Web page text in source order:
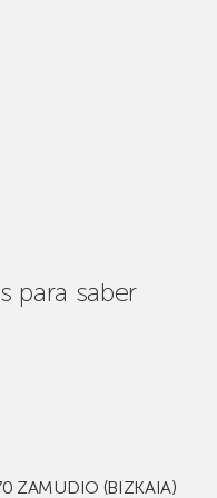
para saber
ZAMUDIO (BIZKAIA)